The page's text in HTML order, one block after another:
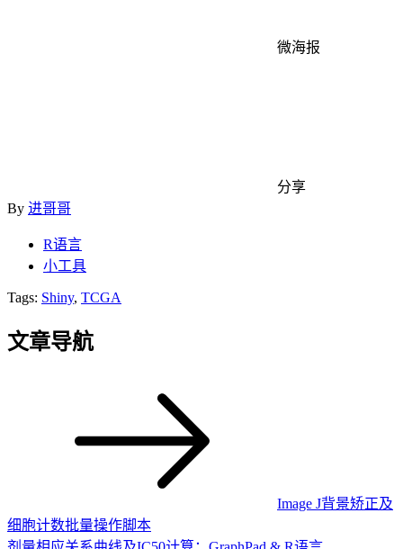
微海报
分享
By 进哥哥
R语言
小工具
Tags: Shiny, TCGA
文章导航
Image J背景矫正及
细胞计数批量操作脚本